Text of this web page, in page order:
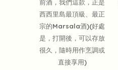
前酒，我們這款，正是
西西里島最頂級、最正
宗的Marsala酒)(好處
是，打開後，可以存放
很久，隨時用作烹調或
直接享用)